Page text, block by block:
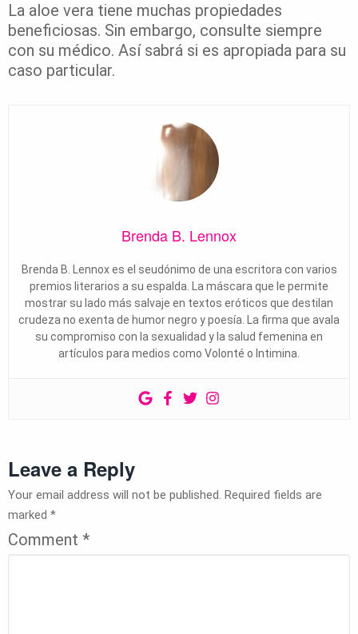
La aloe vera tiene muchas propiedades
beneficiosas. Sin embargo, consulte siempre
con su médico. Así sabrá si es apropiada para su
caso particular.
Brenda B. Lennox
Brenda B. Lennox es el seudónimo de una escritora con varios
premios literarios a su espalda. La máscara que le permite
mostrar su lado más salvaje en textos eróticos que destilan
crudeza no exenta de humor negro y poesía. La firma que avala
su compromiso con la sexualidad y la salud femenina en
artículos para medios como Volonté o Intimina.
Leave a Reply
Your email address will not be published. Required fields are
marked *
Comment *